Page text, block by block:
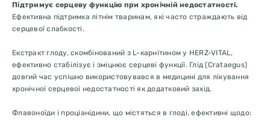
Підтримує серцеву функцію при хронічній недостатності.
Ефективна підтримка літнім тваринам, які часто страждають від
серцевої слабкості.
Екстракт глоду, скомбінований з L-карнітином у HERZ-VITAL,
ефективно стабілізує і зміцнює серцеві функції. Глід (Crataegus)
довгий час успішно використовувався в медицині для лікування
хронічної серцевої недостатності як додатковий захід.
Флавоноїди і проціанідини, що містяться в глоді, ефективні щодо: